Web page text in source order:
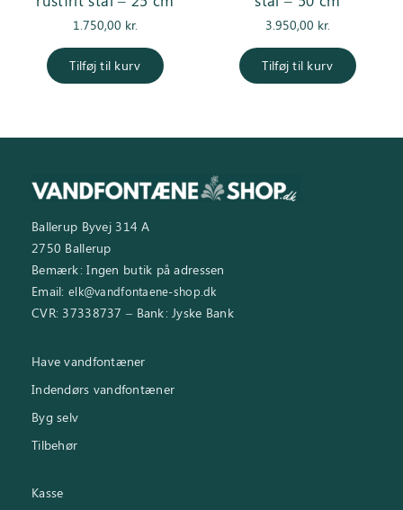
1.750,00 kr.
Tilføj til kurv
3.950,00 kr.
Tilføj til kurv
Ballerup Byvej 314 A
2750 Ballerup
Bemærk: Ingen butik på adressen
Email: elk@vandfontaene-shop.dk
CVR: 37338737 – Bank: Jyske Bank
Have vandfontæner
Indendørs vandfontæner
Byg selv
Tilbehør
Kasse